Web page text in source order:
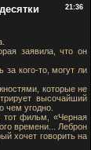
21:36
заявила, что он
кого-то, могут ли
которые не
высочайший
чем угодно.
тот фильм, «Черная
времени... Леброн
хочет говорить на